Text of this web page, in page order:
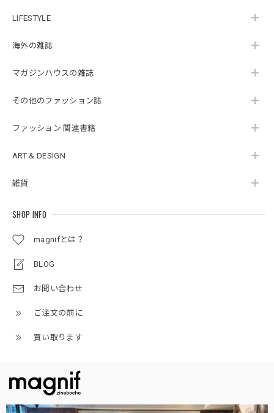
LIFESTYLE
海外の雑誌
マガジンハウスの雑誌
その他のファッション誌
ファッション 関連書籍
ART & DESIGN
雑貨
SHOP INFO
magnifとは？
BLOG
お問い合わせ
ご注文の前に
買い取ります